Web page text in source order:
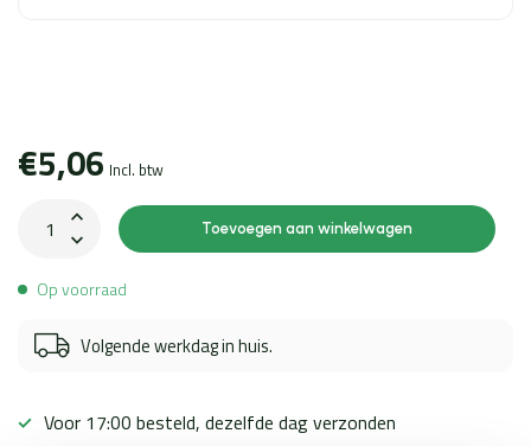
€5,06 Incl. btw
Toevoegen aan winkelwagen
Op voorraad
Volgende werkdag in huis.
Voor 17:00 besteld, dezelfde dag verzonden